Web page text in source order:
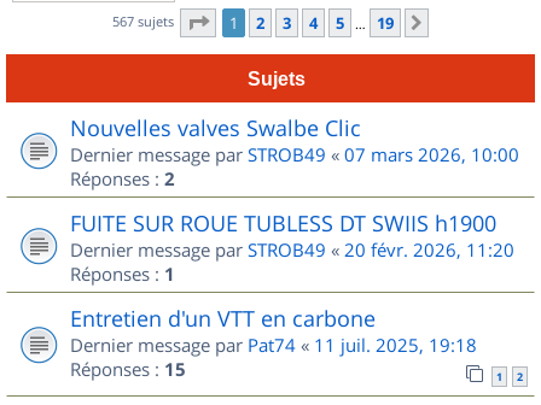
567 sujets Page 1sur
1 2 3 4 5 … 19
Sujets
Nouvelles valves Swalbe Clic
Dernier message par STROB49 « 07 mars 2026, 10:00
Réponses : 2
FUITE SUR ROUE TUBLESS DT SWIIS h1900
Dernier message par STROB49 « 20 févr. 2026, 11:20
Réponses : 1
Entretien d'un VTT en carbone
Dernier message par Pat74 « 11 juil. 2025, 19:18
Réponses : 15 1 2